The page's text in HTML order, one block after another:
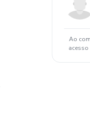
Ao
acesso